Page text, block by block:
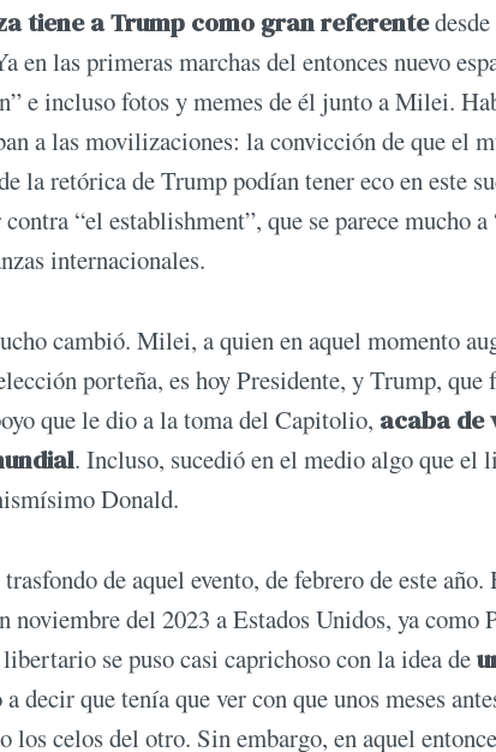
tiene a Trump como gran referente
en las primeras marchas del entonces nuevo
e incluso fotos y memes de él junto a Milei.
a las movilizaciones: la convicción de que el
la retórica de Trump podían tener eco en este
“el establishment”, que se parece mucho
internacionales.
cambió. Milei, a quien en aquel momento
porteña, es hoy Presidente, y Trump,
que le dio a la toma del Capitolio, acaba de
. Incluso, sucedió en el medio algo que el
Donald.
de aquel evento, de febrero de este año.
del 2023 a Estados Unidos, ya como
se puso casi caprichoso con la idea de
decir que tenía que ver con que unos meses
los celos del otro. Sin embargo, en aquel